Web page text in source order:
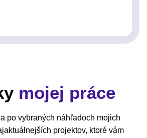
mojej práce
po vybraných náhľadoch mojich
projektov, ktoré vám